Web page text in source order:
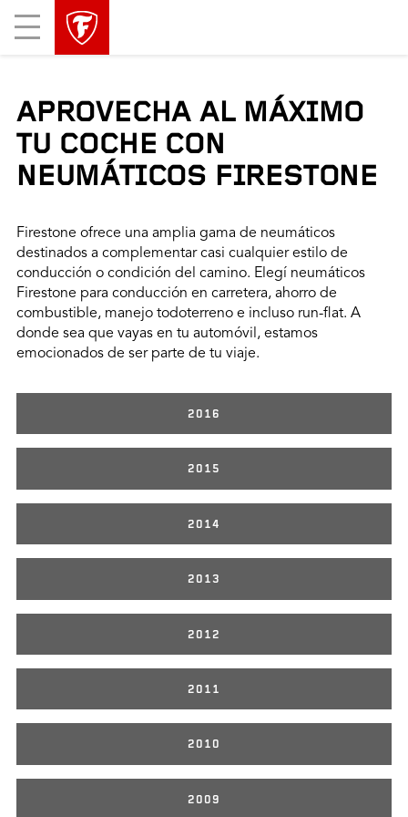
Mobile
Menu
APROVECHA AL MÁXIMO
TU COCHE CON
NEUMÁTICOS FIRESTONE
Firestone ofrece una amplia gama de neumáticos
destinados a complementar casi cualquier estilo de
conducción o condición del camino. Elegí neumáticos
Firestone para conducción en carretera, ahorro de
combustible, manejo todoterreno e incluso run-flat. A
donde sea que vayas en tu automóvil, estamos
emocionados de ser parte de tu viaje.
2016
2015
2014
2013
2012
2011
2010
2009